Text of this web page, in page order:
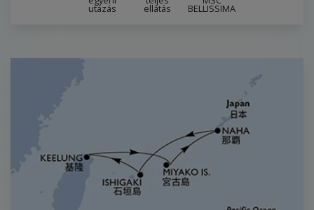
utazás ellátás BELLISSIMA